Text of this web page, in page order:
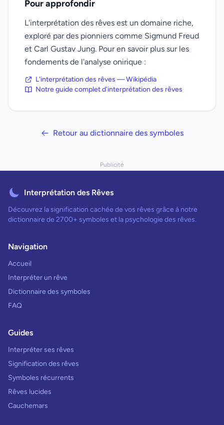
Pour approfondir
L'interprétation des rêves est un domaine riche,
exploré par des pionniers comme Sigmund Freud
et Carl Gustav Jung. Pour en savoir plus sur les
fondements de l'analyse onirique :
L'interprétation des rêves — Wikipédia
Notre guide complet d'interprétation des rêves
Retour au dictionnaire des symboles
Publicité
Interprétation des Rêves
Découvrez la signification cachée de vos rêves grâce à notre
dictionnaire de 2700+ symboles et la psychologie des rêves.
Navigation
Accueil
Interpréter un rêve
Dictionnaire des symboles
FAQ
Guides
Interpréter ses rêves
Signification des rêves
Symboles récurrents
Rêves lucides
Cauchemars